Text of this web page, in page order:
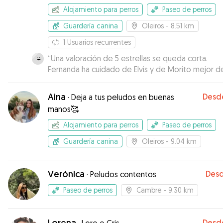
Alojamiento para perros
Paseo de perros
Guardería canina
Oleiros - 8.51 km
1 Usuarios recurrentes
“Una valoración de 5 estrellas se queda corta.
Fernanda ha cuidado de Elvis y de Morito mejor
que lo hacemos nosotros. Se adaptó
todas peticiones y cumplió con todas nuestras
indicaciones (que no eran pocas). Se preocupó
ellos como si fuesen suyos. Me envió un montón
vídeos y fotos de sus paseos y me mantuvo
en todo momento. Elvis y Morito también
Paco (el perrito de Fernanda) que es súper
Aina · Deja a tus peludos en buenas
manos🥰
Alojamiento para perros
Paseo de perros
Guardería canina
Oleiros - 9.04 km
Verónica · Peludos contentos
Paseo de perros Cambre - 9.30 km